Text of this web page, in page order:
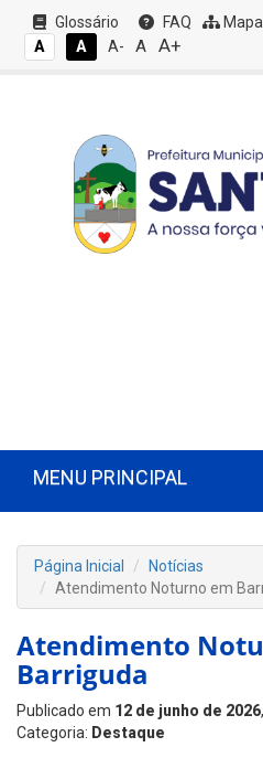
Glossário FAQ
A
A A- A A+
MENU PRINCIPAL
Página Inicial
Notícias
Atendimento Noturno em
Atendimento
Barriguda
Publicado em 12 de junho de 2026
Categoria: Destaque